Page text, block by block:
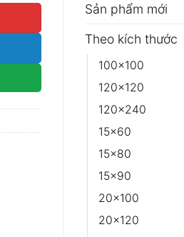
Sản phẩm mới
Theo kích thước
100x100
120x120
120x240
15x60
15x80
15x90
20x100
20x120